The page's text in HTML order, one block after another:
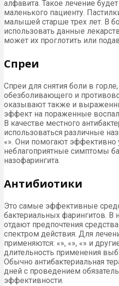
алфавита. Такое лечение
маленького пациенту.
малышей старше трех лет. В
использовать данные
может их проглотить или
Спреи
Спреи для снятия боли в
обезболивающего и
оказывают также и
эффект на пораженные
В качестве местного
использоваться различные
«». Они помогают эффективно
неблагоприятные симптомы
назофарингита.
Антибиотики
Это самые эффективные
бактериальных фарингитов. В
отдают предпочтения
спектром действия. Для
применяются: «», «», «» и
длительность применения
Обычно антибактериальная
дней с проведением
эффективности.